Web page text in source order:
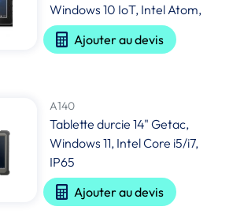
Windows 10 IoT, Intel Atom,
Ajouter au devis
A140
Tablette durcie 14" Getac,
Windows 11, Intel Core i5/i7,
IP65
Ajouter au devis